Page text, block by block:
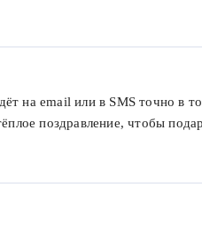
на email или в SMS точно в
поздравление, чтобы